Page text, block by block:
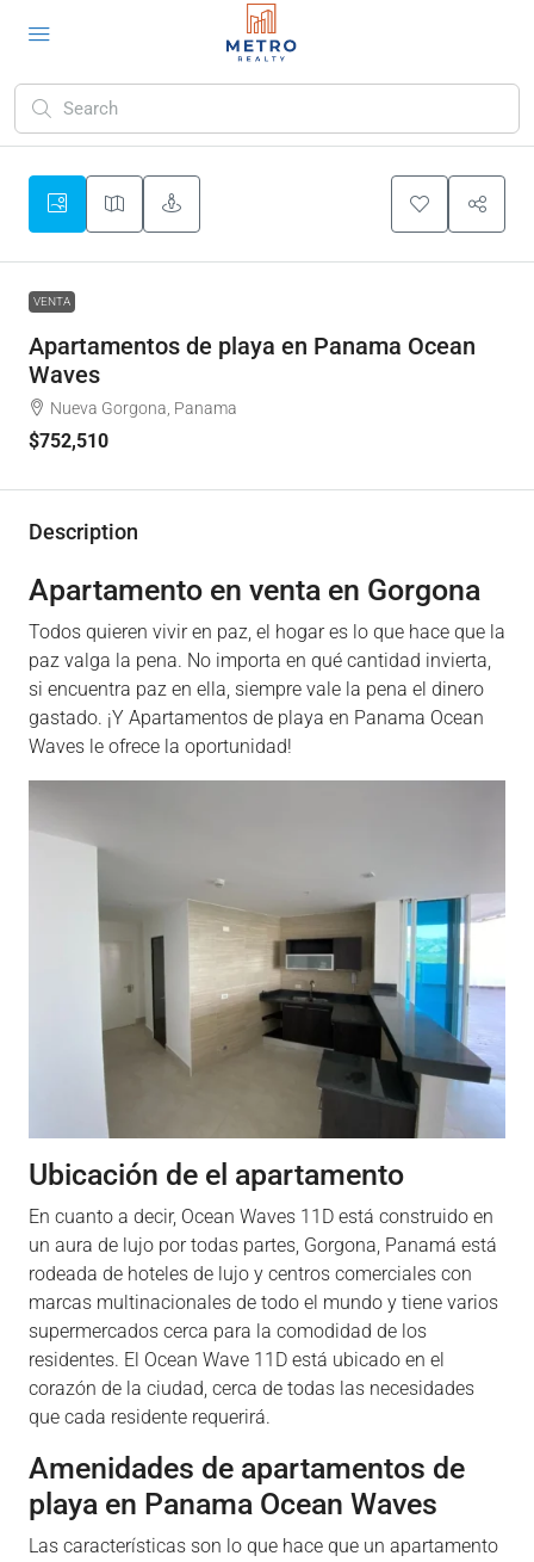
VENTA
Apartamentos de playa en Panama Ocean
Waves
Nueva Gorgona, Panama
$752,510
Description
Apartamento en venta en Gorgona
Todos quieren vivir en paz, el hogar es lo que hace que la
paz valga la pena. No importa en qué cantidad invierta,
si encuentra paz en ella, siempre vale la pena el dinero
gastado. ¡Y Apartamentos de playa en Panama Ocean
Waves le ofrece la oportunidad!
Ubicación de el apartamento
En cuanto a decir, Ocean Waves 11D está construido en
un aura de lujo por todas partes, Gorgona, Panamá está
rodeada de hoteles de lujo y centros comerciales con
marcas multinacionales de todo el mundo y tiene varios
supermercados cerca para la comodidad de los
residentes. El Ocean Wave 11D está ubicado en el
corazón de la ciudad, cerca de todas las necesidades
que cada residente requerirá.
Amenidades de apartamentos de
playa en Panama Ocean Waves
Las características son lo que hace que un apartamento